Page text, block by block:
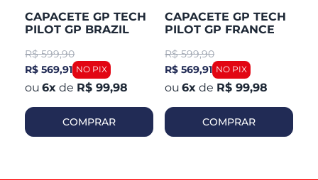
CAPACETE GP TECH
PILOT GP BRAZIL
R$ 599,90
R$ 569,91
6x de R$ 99,98
COMPRAR
CAPACETE GP TECH
PILOT GP FRANCE
R$ 599,90
R$ 569,91
6x de R$ 99,98
COMPRAR